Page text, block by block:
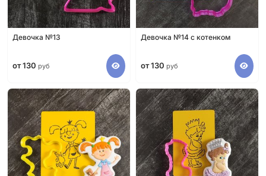
Девочка №13
от 130 руб
Девочка №14 с котенком
от 130 руб